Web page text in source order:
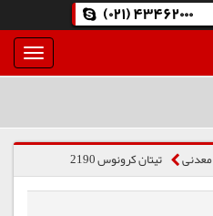
(021) 43462000
بار
و
معدنی تیتان کرونوس 2190